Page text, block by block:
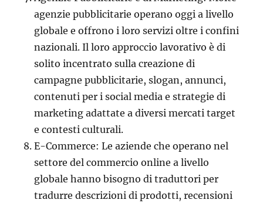
agenzie pubblicitarie operano oggi a livello
globale e offrono i loro servizi oltre i confini
nazionali. Il loro approccio lavorativo è di
solito incentrato sulla creazione di
campagne pubblicitarie, slogan, annunci,
contenuti per i social media e strategie di
marketing adattate a diversi mercati target
e contesti culturali.
E-Commerce: Le aziende che operano nel
settore del commercio online a livello
globale hanno bisogno di traduttori per
tradurre descrizioni di prodotti, recensioni